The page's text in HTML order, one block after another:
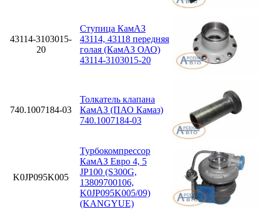
43114-3103015-
20
Ступица КамАЗ
43114, 43118 передняя
голая (КамАЗ ОАО)
43114-3103015-20
740.1007184-03
Толкатель клапана
КамАЗ (ПАО Камаз)
740.1007184-03
K0JP095K005
Турбокомпрессор
КамАЗ Евро 4, 5
JP100 (S300G,
13809700106,
K0JP095K005/09)
(KANGYUE)